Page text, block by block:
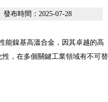
布時間：2025-07-28
能鎳基高溫合金，因其卓越的高
，在多個關鍵工業領域有不可替